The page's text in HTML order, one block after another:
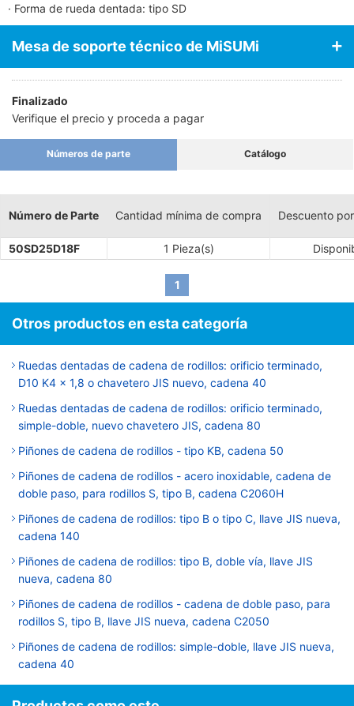
· Forma de rueda dentada: tipo SD
Mesa de soporte técnico de MiSUMi
Finalizado
Verifique el precio y proceda a pagar
Números de parte Catálogo
Número de Parte Cantidad mínima de compra Descuento
50SD25D18F 1 Pieza(s)
1
Otros productos en esta categoría
Ruedas dentadas de cadena de rodillos: orificio terminado,
D10 K4 × 1,8 o chavetero JIS nuevo, cadena 40
Ruedas dentadas de cadena de rodillos: orificio terminado,
simple-doble, nuevo chavetero JIS, cadena 80
Piñones de cadena de rodillos - tipo KB, cadena 50
Piñones de cadena de rodillos - acero inoxidable, cadena de
doble paso, para rodillos S, tipo B, cadena C2060H
Piñones de cadena de rodillos: tipo B o tipo C, llave JIS nueva,
cadena 140
Piñones de cadena de rodillos: tipo B, doble vía, llave JIS
nueva, cadena 80
Piñones de cadena de rodillos - cadena de doble paso, para
rodillos S, tipo B, llave JIS nueva, cadena C2050
Piñones de cadena de rodillos: simple-doble, llave JIS nueva,
cadena 40